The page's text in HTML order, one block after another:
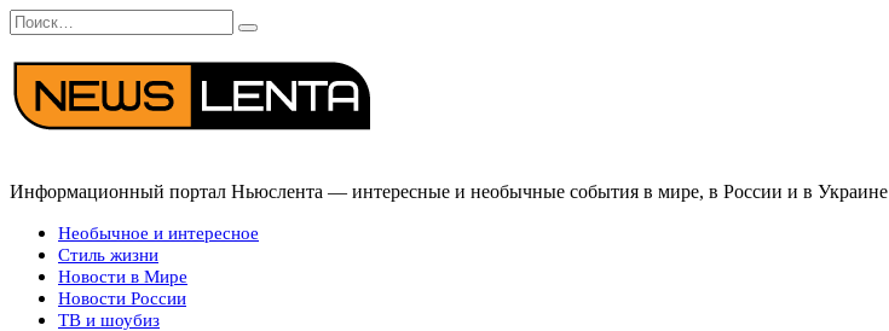
Перейти
к
содержанию
Search
for:
Информационный портал Ньюслента — интересные и необычные события в мире, в России и в Украине
Необычное и интересное
Стиль жизни
Новости в Мире
Новости России
ТВ и шоубиз